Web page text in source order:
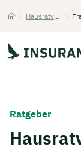
> Hausratversicherung >
Ratgeber